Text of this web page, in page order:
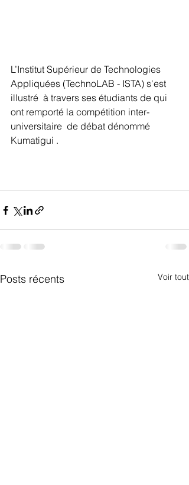
L’Institut Supérieur de Technologies
Appliquées (TechnoLAB - ISTA) s'est
illustré  à travers ses étudiants de qui
ont remporté la compétition inter-
universitaire  de débat dénommé
Kumatigui .
Posts récents Voir tout